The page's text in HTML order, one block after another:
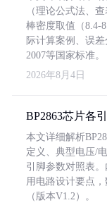
（理论公式法、
棒密度取值（8.4-
际计算案例、误
2007等国家标准。
2026年8月4日
BP2863芯片各
本文详细解析
定义、典型电压/
引脚参数对照表
用电路设计要点
（版本V1.2）。